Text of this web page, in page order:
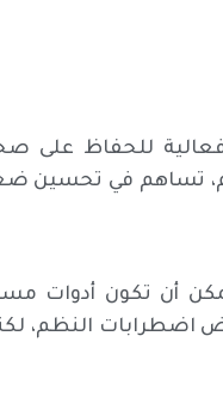
للحفاظ على
تساهم في تحسين
أن تكون أدوات
النظم،